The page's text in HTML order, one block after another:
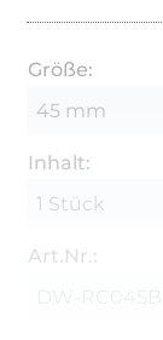
Größe:
45 mm
Inhalt:
1 Stück
Art.Nr.: